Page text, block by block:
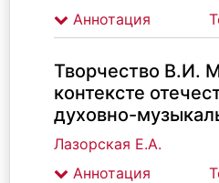
Аннотация
Творчество В.И.
контексте
духовно-
Лазорская Е.А.
Аннотация